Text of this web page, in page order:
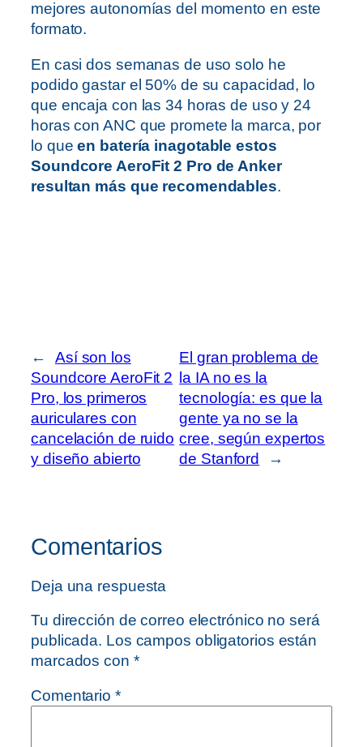
mejores autonomías del momento en este
formato.
En casi dos semanas de uso solo he
podido gastar el 50% de su capacidad, lo
que encaja con las 34 horas de uso y 24
horas con ANC que promete la marca, por
lo queen batería inagotable estos
Soundcore AeroFit 2 Pro de Anker
resultan más que recomendables.
←
Así son los
Soundcore AeroFit 2
Pro, los primeros
auriculares con
cancelación de ruido
y diseño abierto
El gran problema de
la IA no es la
tecnología: es que la
gente ya no se la
cree, según expertos
de Stanford
→
Comentarios
Deja una respuesta
Tu dirección de correo electrónico no será
publicada. Los campos obligatorios están
marcados con *
Comentario *